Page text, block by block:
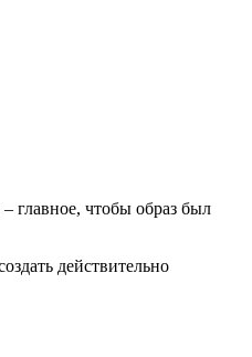
главное, чтобы образ был
действительно